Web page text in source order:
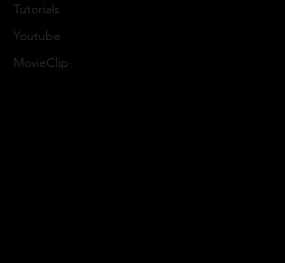
Tutorials
Youtube
MovieClip